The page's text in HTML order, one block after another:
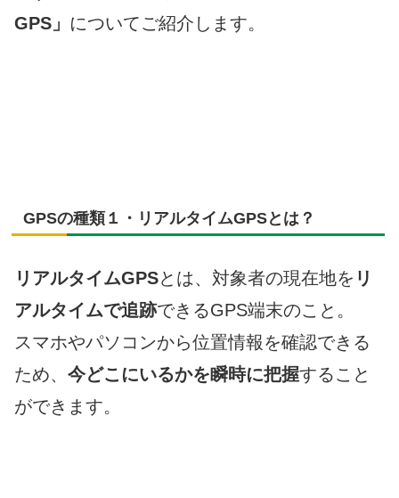
GPS」 についてご紹介します。
GPSの種類１・リアルタイムGPSとは？
リアルタイムGPSとは、対象者の現在地を リ
アルタイムで追跡できるGPS端末のこと。
スマホやパソコンから位置情報を確認できる
ため、 今どこにいるかを瞬時に把握すること
ができます。